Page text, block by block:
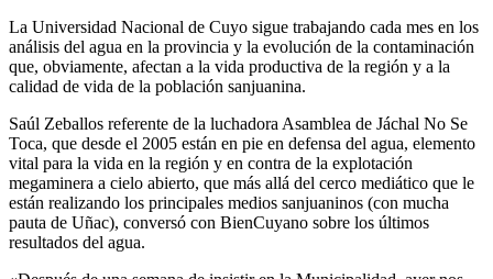
La Universidad Nacional de Cuyo sigue trabajando cada mes en los
análisis del agua en la provincia y la evolución de la contaminación
que, obviamente, afectan a la vida productiva de la región y a la
calidad de vida de la población sanjuanina.
Saúl Zeballos referente de la luchadora Asamblea de Jáchal No Se
Toca, que desde el 2005 están en pie en defensa del agua, elemento
vital para la vida en la región y en contra de la explotación
megaminera a cielo abierto, que más allá del cerco mediático que le
están realizando los principales medios sanjuaninos (con mucha
pauta de Uñac), conversó con BienCuyano sobre los últimos
resultados del agua.